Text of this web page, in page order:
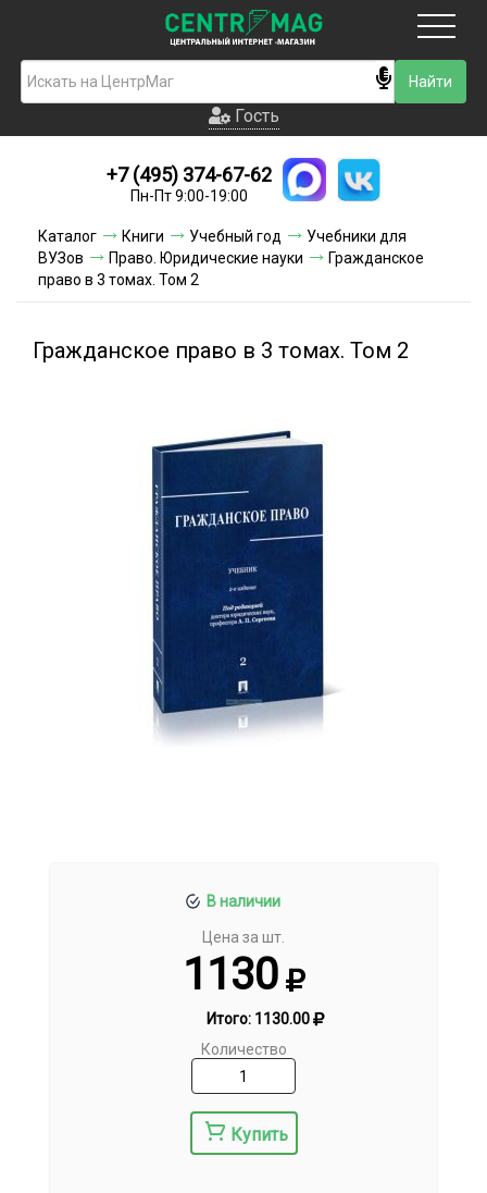
Гость
Новинки
Условия доставки
Условия оплаты
Гость
+7 (495) 374-67-62
Пн-Пт 9:00-19:00
Каталог Книги Учебный год
Учебники для
ВУЗов
Право. Юридические науки
Гражданское
право в 3 томах. Том 2
Гражданское право в 3 томах. Том 2
В наличии
Цена за шт.
1130
Итого: 1130.00
Количество
Купить